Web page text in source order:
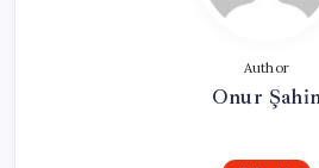
Author
Onur